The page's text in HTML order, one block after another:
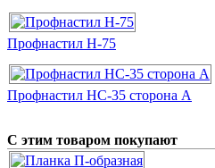
Профнастил Н-75
Профнастил НС-35 сторона А
С этим товаром покупают